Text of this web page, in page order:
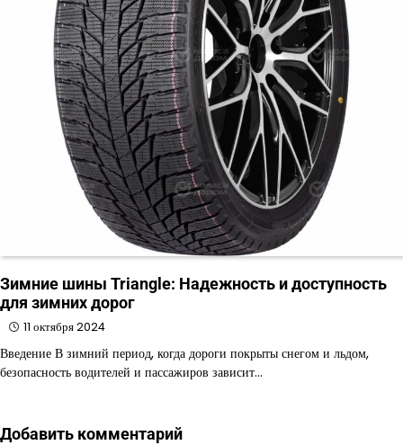
Зимние шины Triangle: Надежность и доступность
для зимних дорог
11 октября 2024
Введение В зимний период, когда дороги покрыты снегом и льдом,
безопасность водителей и пассажиров зависит…
Добавить комментарий